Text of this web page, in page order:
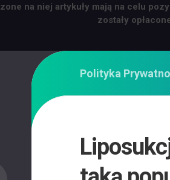
na niej artykuły mają na celu
zostały
Polityka